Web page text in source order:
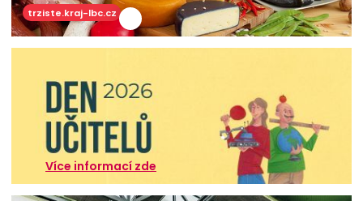
trziste.kraj-lbc.cz
Více informací zde